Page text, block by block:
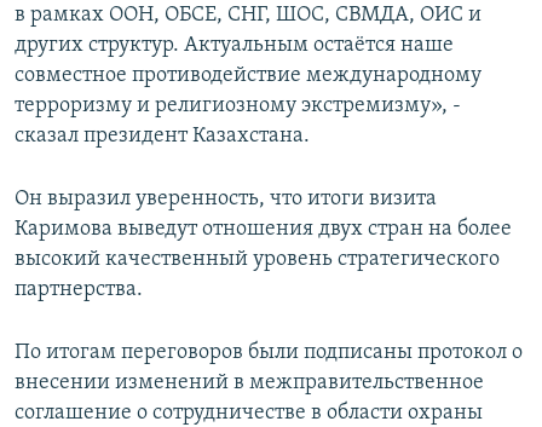
в рамках ООН, ОБСЕ, СНГ, ШОС, СВМДА, ОИС и
других структур. Актуальным остаётся наше
совместное противодействие международному
терроризму и религиозному экстремизму», -
сказал президент Казахстана.
Он выразил уверенность, что итоги визита
Каримова выведут отношения двух стран на более
высокий качественный уровень стратегического
партнерства.
По итогам переговоров были подписаны протокол о
внесении изменений в межправительственное
соглашение о сотрудничестве в области охраны